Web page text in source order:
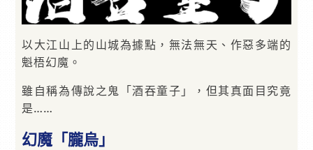
以大江山上的山城為據點，無法無天、作惡多端的
魁梧幻魔。
雖自稱為傳說之鬼「酒吞童子」，但其真面目究竟
是……
幻魔「朧烏」